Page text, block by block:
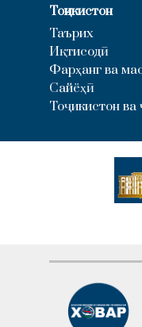
Тоҷикистон
Таърих
Иқтисодӣ
Фарҳанг ва
Сайёҳӣ
Тоҷикистон